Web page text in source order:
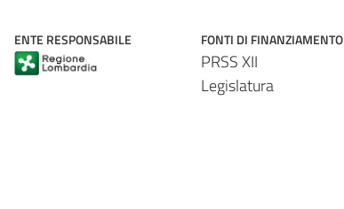
ENTE RESPONSABILE FONTI DI FINANZIAMENTO
PRSS XII
Legislatura